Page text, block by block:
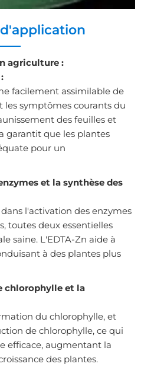
agriculture :
facilement assimilable de
les symptômes courants du
des feuilles et
garantit que les plantes
pour un
et la synthèse des
l'activation des enzymes
toutes deux essentielles
saine. L'EDTA-Zn aide à
à des plantes plus
chlorophylle et la
du chlorophylle, et
de chlorophylle, ce qui
efficace, augmentant la
des plantes.